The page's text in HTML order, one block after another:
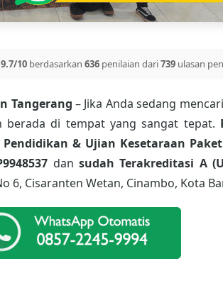
9.7/10 berdasarkan 636 penilaian dari739 ulasan
Tangerang – Jika Anda sedang
berada di tempat yang sangat tepat.
& Ujian Kesetaraan
dansudah Terakreditasi A
6, Cisaranten Wetan, Cinambo, Kota